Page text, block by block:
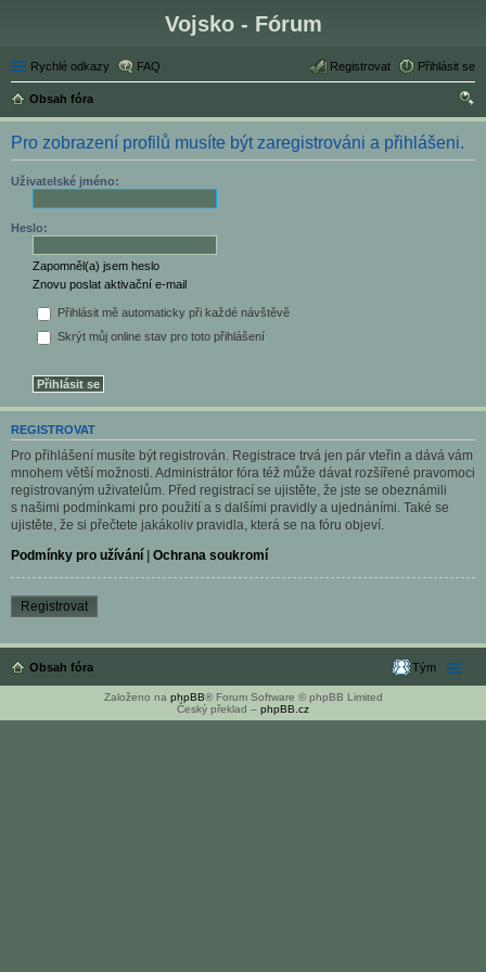
Vojsko - Fórum
Rychlé odkazy FAQ Přihlásit se
Registrovat
Obsah fóra
led
Pro zobrazení profilů musíte být zaregistrováni a přihlášeni.
Uživatelské jméno:
Heslo:
Zapomněl(a) jsem heslo
Znovu poslat aktivační e-mail
Přihlásit mě automaticky při každé návštěvě
Skrýt můj online stav pro toto přihlášení
REGISTROVAT
Pro přihlášení musíte být registrován. Registrace trvá jen pár vteřin a dává vám
mnohem větší možnosti. Administrátor fóra též může dávat rozšířené pravomoci
registrovaným uživatelům. Před registrací se ujistěte, že jste se obeznámili
s našimi podmínkami pro použití a s dalšími pravidly a ujednáními. Také se
ujistěte, že si přečtete jakákoliv pravidla, která se na fóru objeví.
Podmínky pro užívání | Ochrana soukromí
Registrovat
Obsah fóra Tým
Založeno na phpBB® Forum Software © phpBB Limited
Český překlad – phpBB.cz